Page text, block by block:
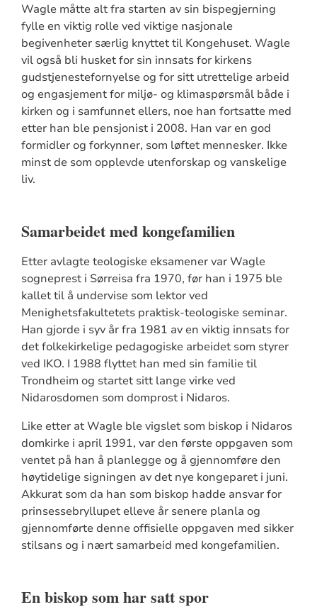
Wagle måtte alt fra starten av sin bispegjerning
fylle en viktig rolle ved viktige nasjonale
begivenheter særlig knyttet til Kongehuset. Wagle
vil også bli husket for sin innsats for kirkens
gudstjenestefornyelse og for sitt utrettelige arbeid
og engasjement for miljø- og klimaspørsmål både i
kirken og i samfunnet ellers, noe han fortsatte med
etter han ble pensjonist i 2008. Han var en god
formidler og forkynner, som løftet mennesker. Ikke
minst de som opplevde utenforskap og vanskelige
liv.
Samarbeidet med kongefamilien
Etter avlagte teologiske eksamener var Wagle
sogneprest i Sørreisa fra 1970, før han i 1975 ble
kallet til å undervise som lektor ved
Menighetsfakultetets praktisk-teologiske seminar.
Han gjorde i syv år fra 1981 av en viktig innsats for
det folkekirkelige pedagogiske arbeidet som styrer
ved IKO. I 1988 flyttet han med sin familie til
Trondheim og startet sitt lange virke ved
Nidarosdomen som domprost i Nidaros.
Like etter at Wagle ble vigslet som biskop i Nidaros
domkirke i april 1991, var den første oppgaven som
ventet på han å planlegge og å gjennomføre den
høytidelige signingen av det nye kongeparet i juni.
Akkurat som da han som biskop hadde ansvar for
prinsessebryllupet elleve år senere planla og
gjennomførte denne offisielle oppgaven med sikker
stilsans og i nært samarbeid med kongefamilien.
En biskop som har satt spor